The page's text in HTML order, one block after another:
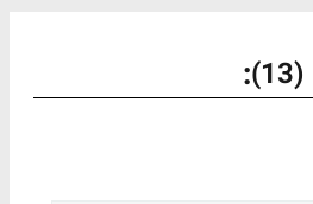
(13)
: